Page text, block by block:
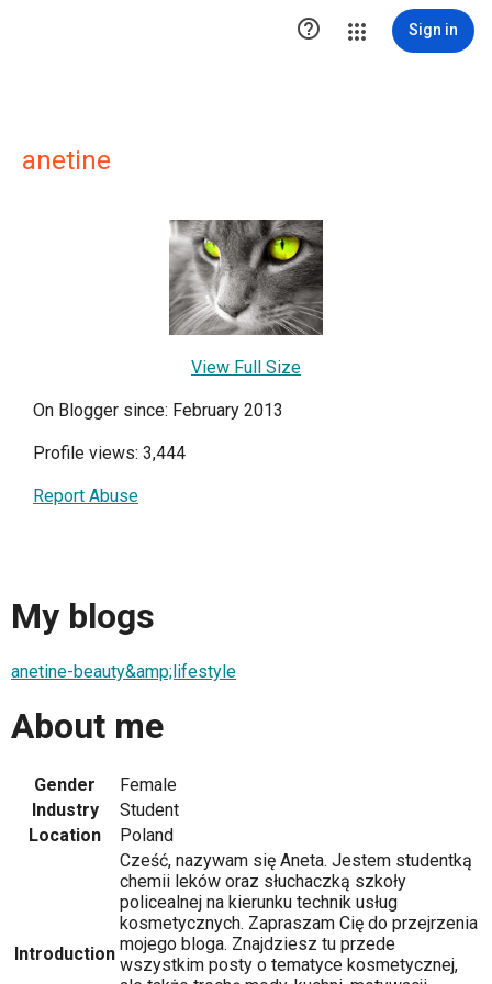
 Sign in
anetine
View Full Size
On Blogger since: February 2013
Profile views: 3,444
Report Abuse
My blogs
anetine-beauty&amp;lifestyle
About me
Gender
Female
Industry
Student
Location
Poland
Introduction
Cześć, nazywam się Aneta. Jestem studentką
chemii leków oraz słuchaczką szkoły
policealnej na kierunku technik usług
kosmetycznych. Zapraszam Cię do przejrzenia
mojego bloga. Znajdziesz tu przede
wszystkim posty o tematyce kosmetycznej,